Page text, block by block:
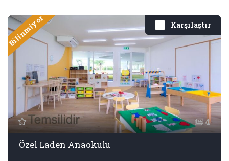
Karşılaştır
Bilinmiyor
4
Özel Laden Anaokulu